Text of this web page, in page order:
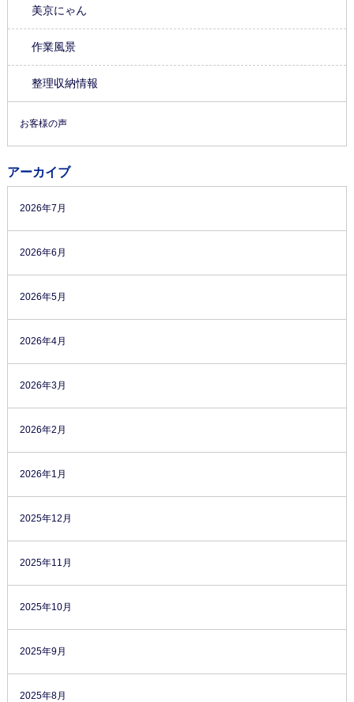
美京にゃん
作業風景
整理収納情報
お客様の声
アーカイブ
2026年7月
2026年6月
2026年5月
2026年4月
2026年3月
2026年2月
2026年1月
2025年12月
2025年11月
2025年10月
2025年9月
2025年8月